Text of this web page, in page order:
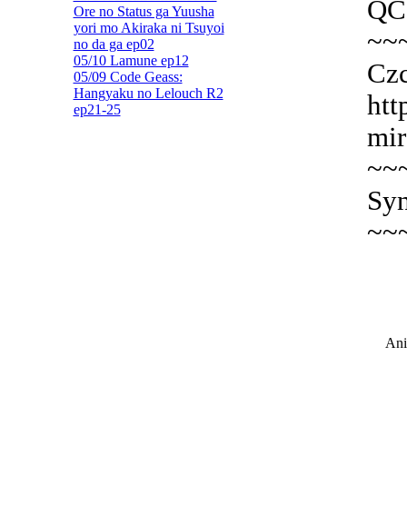
Ore no Status ga Yuusha
yori mo Akiraka ni Tsuyoi
no da ga ep02
05/10 Lamune ep12
05/09 Code Geass:
Hangyaku no Lelouch R2
ep21-25